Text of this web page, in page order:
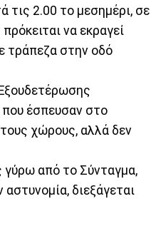
τις 2.00 το μεσημέρι, σε
να εκραγεί
τράπεζα στην οδό
έσπευσαν στο
χώρους, αλλά δεν
γύρω από το Σύνταγμα,
αστυνομία, διεξάγεται